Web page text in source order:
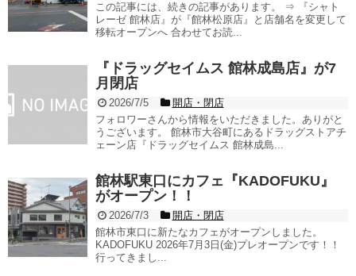
この記事には、続きの記事があります。 ⇒ 『シャト
レーゼ 館林店』が『館林松原店』と店舗名を変更して
移転オープンへ 合わせてお読...
『ドラッグセイムス 館林成島店』が7
月閉店
2026/7/5
開店・閉店
フォロワーさんから情報をいただきました。ありがと
うございます。 館林市大谷町にあるドラッグストアチ
ェーン店『ドラッグセイムス 館林成島...
館林駅東口にカフェ『KADOFUKU』
がオープン！！
2026/7/3
開店・閉店
館林市東口に新たなカフェがオープンしました。
KADOFUKU 2026年7月3日(金)プレオープンです！！
行ってきまし...